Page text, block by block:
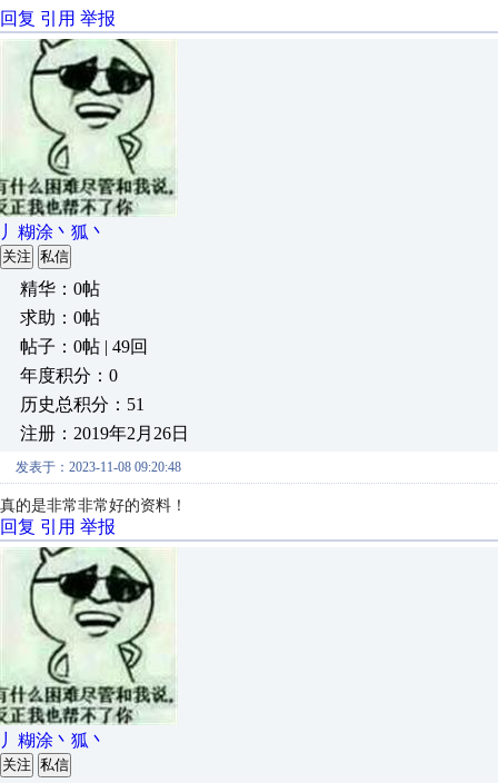
回复 引用 举报
丿糊涂丶狐丶
关注 私信
精华：0帖
求助：0帖
帖子：0帖 | 49回
年度积分：0
历史总积分：51
注册：2019年2月26日
发表于：2023-11-08 09:20:48
真的是非常非常好的资料！
回复 引用 举报
丿糊涂丶狐丶
关注 私信